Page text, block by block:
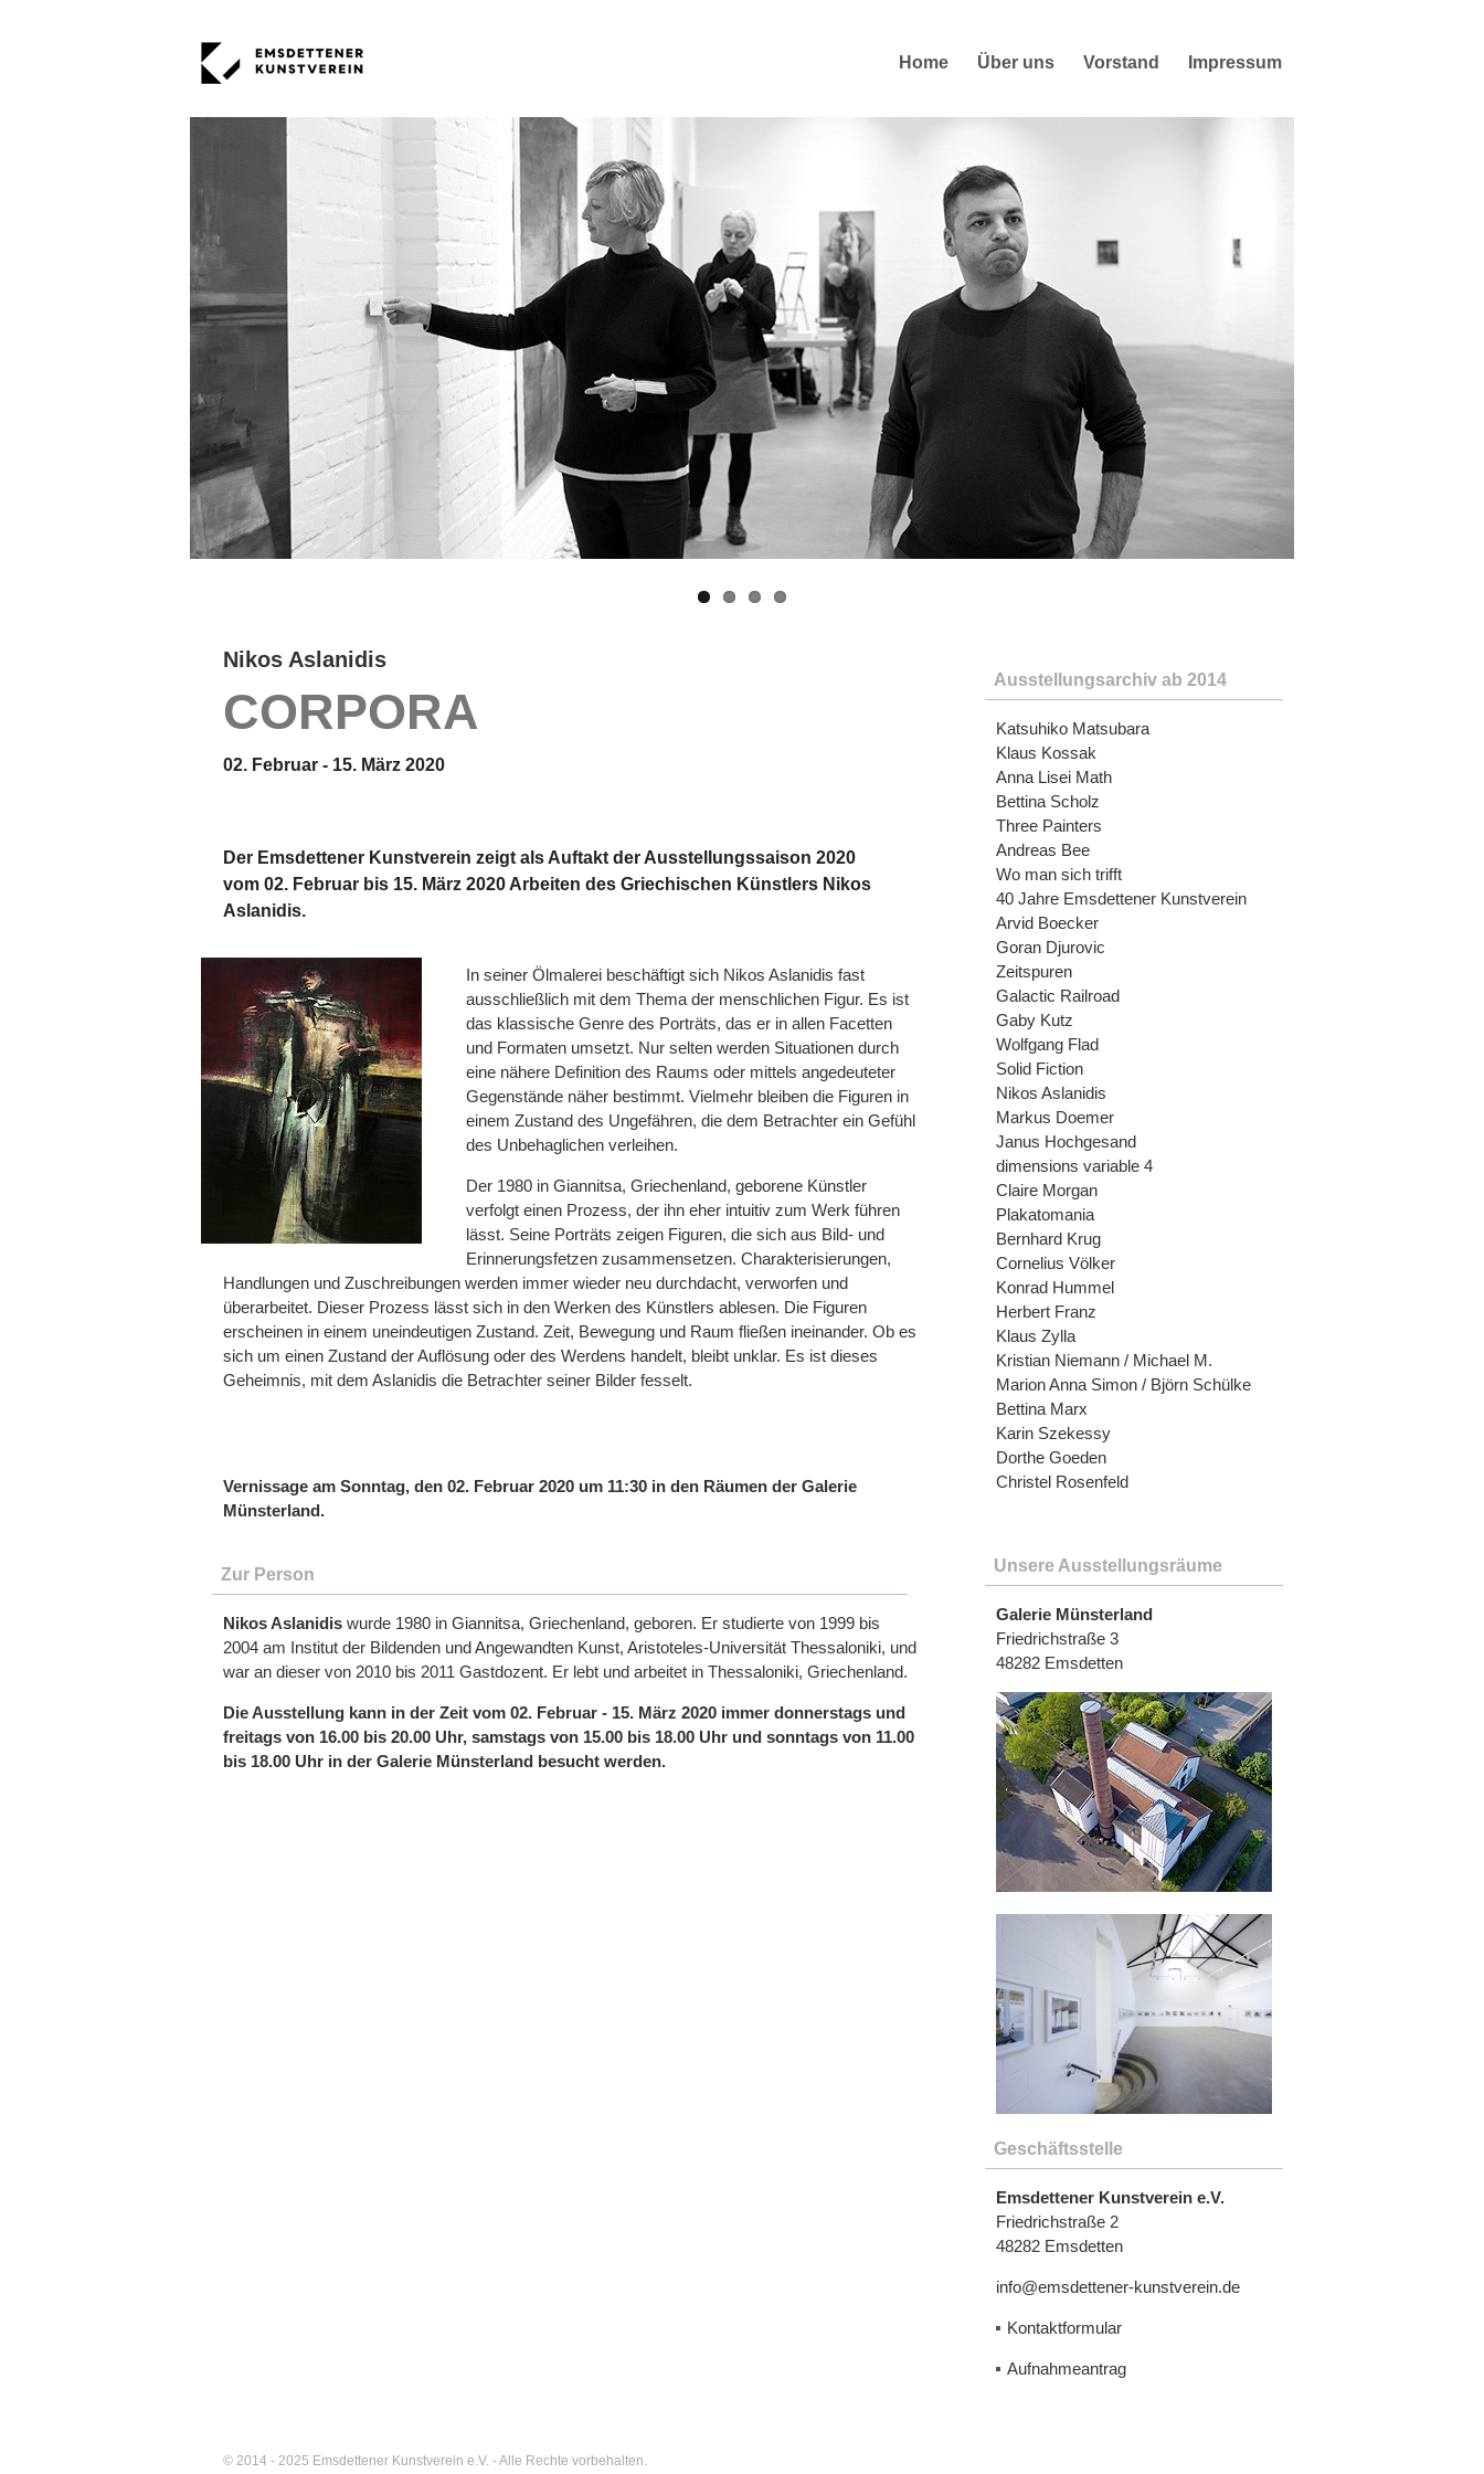
Home Über uns Vorstand Impressum
Nikos Aslanidis
CORPORA
02. Februar - 15. März 2020
Der Emsdettener Kunstverein zeigt als Auftakt der Ausstellungssaison 2020
vom 02. Februar bis 15. März 2020 Arbeiten des Griechischen Künstlers Nikos
Aslanidis.
In seiner Ölmalerei beschäftigt sich Nikos Aslanidis fast
ausschließlich mit dem Thema der menschlichen Figur. Es ist
das klassische Genre des Porträts, das er in allen Facetten
und Formaten umsetzt. Nur selten werden Situationen durch
eine nähere Definition des Raums oder mittels angedeuteter
Gegenstände näher bestimmt. Vielmehr bleiben die Figuren in
einem Zustand des Ungefähren, die dem Betrachter ein Gefühl
des Unbehaglichen verleihen.
Der 1980 in Giannitsa, Griechenland, geborene Künstler
verfolgt einen Prozess, der ihn eher intuitiv zum Werk führen
lässt. Seine Porträts zeigen Figuren, die sich aus Bild- und
Erinnerungsfetzen zusammensetzen. Charakterisierungen,
Handlungen und Zuschreibungen werden immer wieder neu durchdacht, verworfen und
überarbeitet. Dieser Prozess lässt sich in den Werken des Künstlers ablesen. Die Figuren
erscheinen in einem uneindeutigen Zustand. Zeit, Bewegung und Raum fließen ineinander. Ob es
sich um einen Zustand der Auflösung oder des Werdens handelt, bleibt unklar. Es ist dieses
Geheimnis, mit dem Aslanidis die Betrachter seiner Bilder fesselt.
Vernissage am Sonntag, den 02. Februar 2020 um 11:30 in den Räumen der Galerie
Münsterland.
Zur Person
Nikos Aslanidis wurde 1980 in Giannitsa, Griechenland, geboren. Er studierte von 1999 bis
2004 am Institut der Bildenden und Angewandten Kunst, Aristoteles-Universität Thessaloniki, und
war an dieser von 2010 bis 2011 Gastdozent. Er lebt und arbeitet in Thessaloniki, Griechenland.
Die Ausstellung kann in der Zeit vom 02. Februar - 15. März 2020 immer donnerstags und
freitags von 16.00 bis 20.00 Uhr, samstags von 15.00 bis 18.00 Uhr und sonntags von 11.00
bis 18.00 Uhr in der Galerie Münsterland besucht werden.
Ausstellungsarchiv ab 2014
Katsuhiko Matsubara
Klaus Kossak
Anna Lisei Math
Bettina Scholz
Three Painters
Andreas Bee
Wo man sich trifft
40 Jahre Emsdettener Kunstverein
Arvid Boecker
Goran Djurovic
Zeitspuren
Galactic Railroad
Gaby Kutz
Wolfgang Flad
Solid Fiction
Nikos Aslanidis
Markus Doemer
Janus Hochgesand
dimensions variable 4
Claire Morgan
Plakatomania
Bernhard Krug
Cornelius Völker
Konrad Hummel
Herbert Franz
Klaus Zylla
Kristian Niemann / Michael M.
Marion Anna Simon / Björn Schülke
Bettina Marx
Karin Szekessy
Dorthe Goeden
Christel Rosenfeld
Unsere Ausstellungsräume
Galerie Münsterland
Friedrichstraße 3
48282 Emsdetten
Geschäftsstelle
Emsdettener Kunstverein e.V.
Friedrichstraße 2
48282 Emsdetten
info@emsdettener-kunstverein.de
Kontaktformular
Aufnahmeantrag
© 2014 - 2025 Emsdettener Kunstverein e.V. - Alle Rechte vorbehalten.